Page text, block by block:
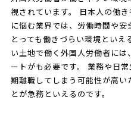
視されています。 日本人の働
に悩む業界では、労働時間や
とっても働きづらい環境とい
い土地で働く外国人労働者に
ートがも必要です。 業務や日
期離職してしまう可能性が高
とが急務といえるのです。